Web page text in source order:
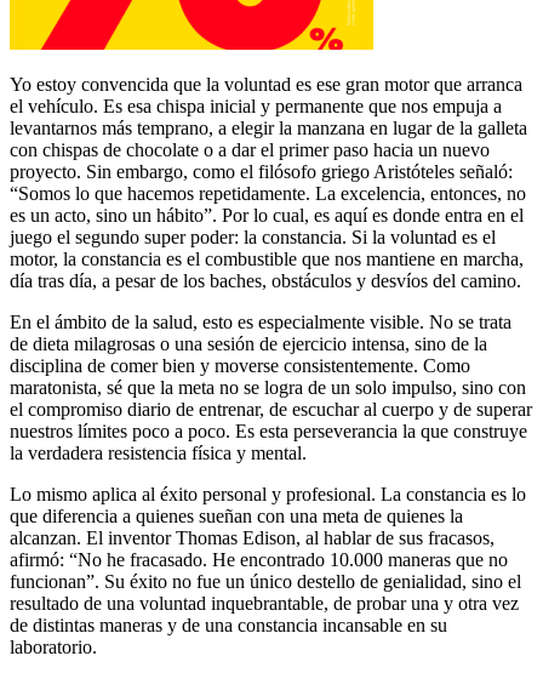
Yo estoy convencida que la voluntad es ese gran motor que arranca
el vehículo. Es esa chispa inicial y permanente que nos empuja a
levantarnos más temprano, a elegir la manzana en lugar de la galleta
con chispas de chocolate o a dar el primer paso hacia un nuevo
proyecto. Sin embargo, como el filósofo griego Aristóteles señaló:
“Somos lo que hacemos repetidamente. La excelencia, entonces, no
es un acto, sino un hábito”. Por lo cual, es aquí es donde entra en el
juego el segundo super poder: la constancia. Si la voluntad es el
motor, la constancia es el combustible que nos mantiene en marcha,
día tras día, a pesar de los baches, obstáculos y desvíos del camino.
En el ámbito de la salud, esto es especialmente visible. No se trata
de dieta milagrosas o una sesión de ejercicio intensa, sino de la
disciplina de comer bien y moverse consistentemente. Como
maratonista, sé que la meta no se logra de un solo impulso, sino con
el compromiso diario de entrenar, de escuchar al cuerpo y de superar
nuestros límites poco a poco. Es esta perseverancia la que construye
la verdadera resistencia física y mental.
Lo mismo aplica al éxito personal y profesional. La constancia es lo
que diferencia a quienes sueñan con una meta de quienes la
alcanzan. El inventor Thomas Edison, al hablar de sus fracasos,
afirmó: “No he fracasado. He encontrado 10.000 maneras que no
funcionan”. Su éxito no fue un único destello de genialidad, sino el
resultado de una voluntad inquebrantable, de probar una y otra vez
de distintas maneras y de una constancia incansable en su
laboratorio.